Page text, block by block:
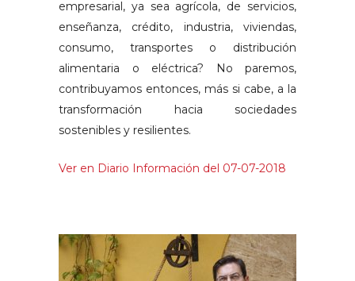
empresarial, ya sea agrícola, de servicios,
enseñanza, crédito, industria, viviendas,
consumo, transportes o distribución
alimentaria o eléctrica? No paremos,
contribuyamos entonces, más si cabe, a la
transformación hacia sociedades
sostenibles y resilientes.
Ver en Diario Información del 07-07-2018